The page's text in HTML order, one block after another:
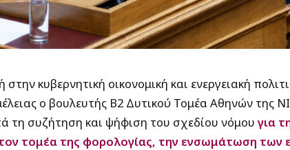
στην κυβερνητική οικονομική και ενεργειακή
ο βουλευτής Β2 Δυτικού Τομέα Αθηνών της
τη συζήτηση και ψήφιση του σχεδίου νόμου για
τομέα της φορολογίας, την ενσωμάτωση των